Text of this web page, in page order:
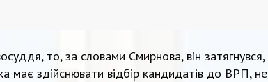
то, за словами Смирнова, він затягнувся,
має здійснювати відбір кандидатів до ВРП, не